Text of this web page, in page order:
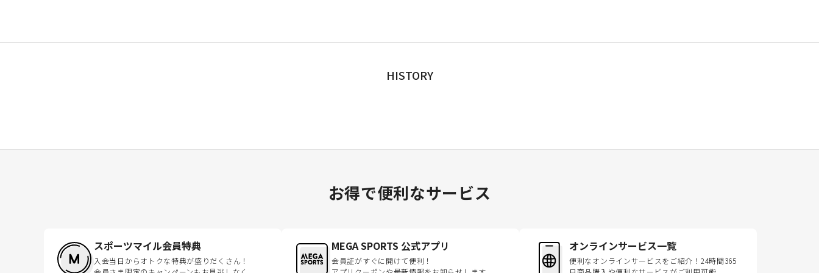
HISTORY
お得で便利なサービス
スポーツマイル会員特典
入会当日からオトクな特典が盛りだくさん！
MEGA SPORTS 公式アプリ
会員証がすぐに開けて便利！
オンラインサービス一覧
便利なオンラインサービスをご紹介！24時間365